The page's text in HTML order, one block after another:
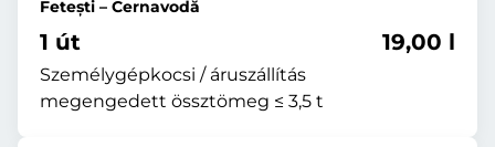
Fetești – Cernavodă
1 út
Személygépkocsi / áruszállítás
megengedett össztömeg ≤ 3,5 t
19,00 l